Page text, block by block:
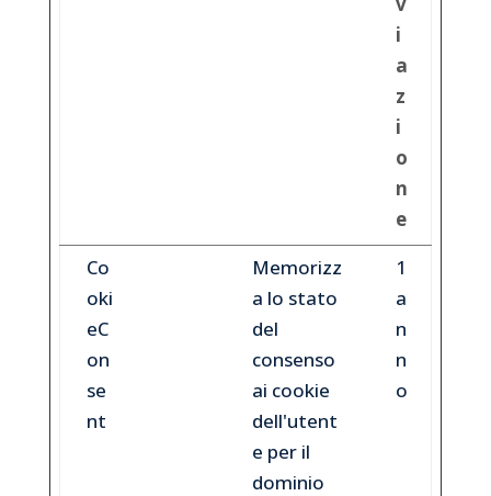
i
a
z
i
o
n
e
Co
oki
eC
on
se
nt
Memorizz
a lo stato
del
consenso
ai cookie
dell'utent
e per il
dominio
1
a
n
n
o